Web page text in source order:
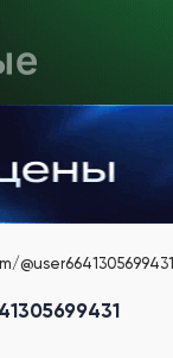
@user6641305699431